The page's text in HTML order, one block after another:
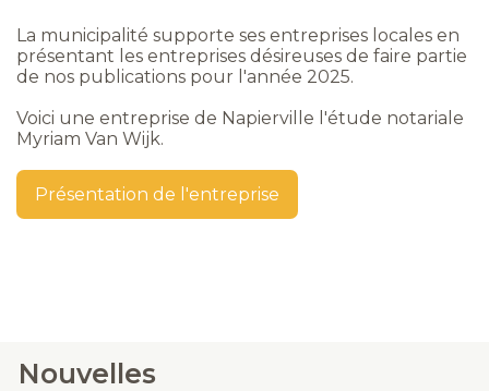
La municipalité supporte ses entreprises locales en
présentant les entreprises désireuses de faire partie
de nos publications pour l'année 2025.
Voici une entreprise de Napierville l'étude notariale
Myriam Van Wijk.
Présentation de l'entreprise
Nouvelles